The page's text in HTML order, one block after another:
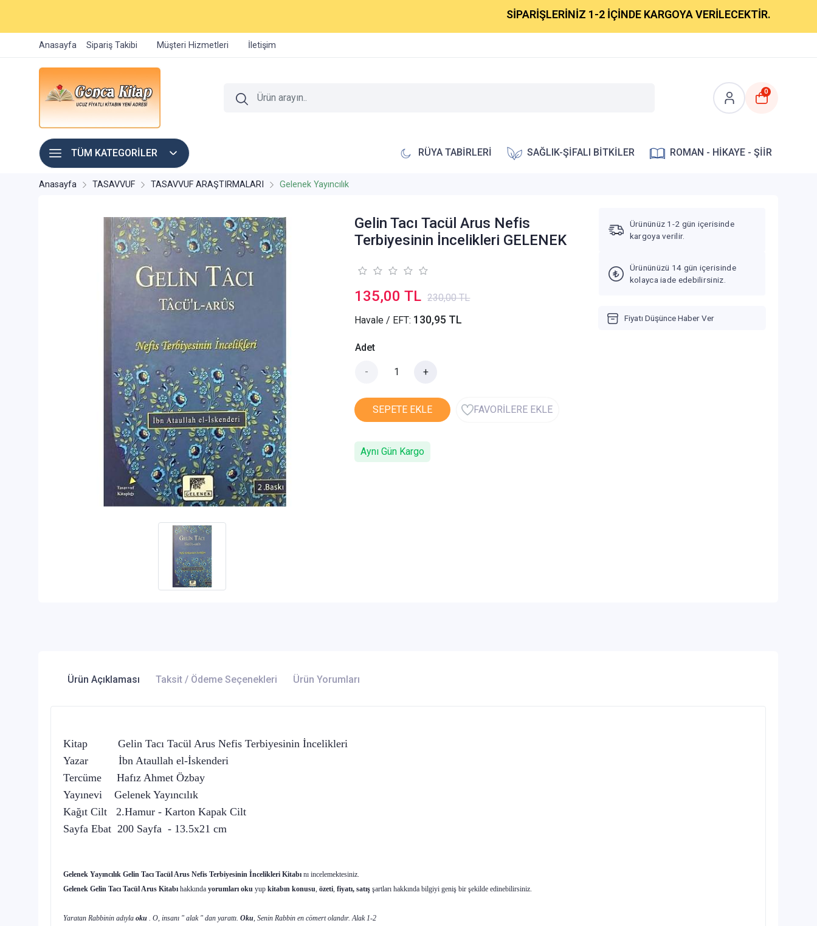
SİPARİŞLERİNİZ 1-2 İÇİNDE KARGOYA VERİLECEKTİR.
Anasayfa Sipariş Takibi Müşteri Hizmetleri İletişim
0
TÜM KATEGORİLER RÜYA TABİRLERİ SAĞLIK-ŞİFALI BİTKİLER ROMAN - HİKAYE - ŞİİR
Anasayfa TASAVVUF TASAVVUF ARAŞTIRMALARI Gelenek Yayıncılık
Gelin Tacı Tacül Arus Nefis
Terbiyesinin İncelikleri GELENEK
135,00 TL 230,00 TL
Havale / EFT: 130,95 TL
Adet
- +
SEPETE EKLE FAVORİLERE EKLE
Aynı Gün Kargo
Ürününüz 1-2 gün içerisinde
kargoya verilir.
Ürününüzü 14 gün içerisinde
kolayca iade edebilirsiniz.
Fiyatı Düşünce Haber Ver
Ürün Açıklaması Taksit / Ödeme Seçenekleri Ürün Yorumları
Kitap Gelin Tacı Tacül Arus Nefis Terbiyesinin İncelikleri
Yazar İbn Ataullah el-İskenderi
Tercüme Hafız Ahmet Özbay
Yayınevi Gelenek Yayıncılık
Kağıt Cilt 2.Hamur - Karton Kapak Cilt
Sayfa Ebat 200 Sayfa - 13.5x21 cm
Gelenek Yayıncılık Gelin Tacı Tacül Arus Nefis Terbiyesinin İncelikleri Kitabı nı incelemektesiniz.
Gelenek Gelin Tacı Tacül Arus Kitabı hakkında yorumları oku yup kitabın konusu, özeti, fiyatı, satış şartları hakkında bilgiyi geniş bir şekilde edinebilirsiniz.
Yaratan Rabbinin adıyla oku . O, insanı " alak " dan yarattı. Oku, Senin Rabbin en cömert olandır. Alak 1-2